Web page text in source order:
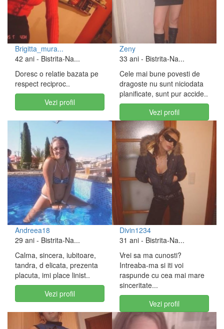
Brigitta_mura...
42 ani - Bistrita-Na...
Doresc o relatie bazata pe
respect reciproc..
Vezi profil
Zeny
33 ani - Bistrita-Na...
Cele mai bune povesti de
dragoste nu sunt niciodata
planificate, sunt pur accide..
Vezi profil
Andreea18
29 ani - Bistrita-Na...
Calma, sincera, iubitoare,
tandra, d elicata, prezenta
placuta, imi place linist..
Vezi profil
Divin1234
31 ani - Bistrita-Na...
Vrei sa ma cunosti?
Intreaba-ma si iti voi
raspunde cu cea mai mare
sinceritate...
Vezi profil